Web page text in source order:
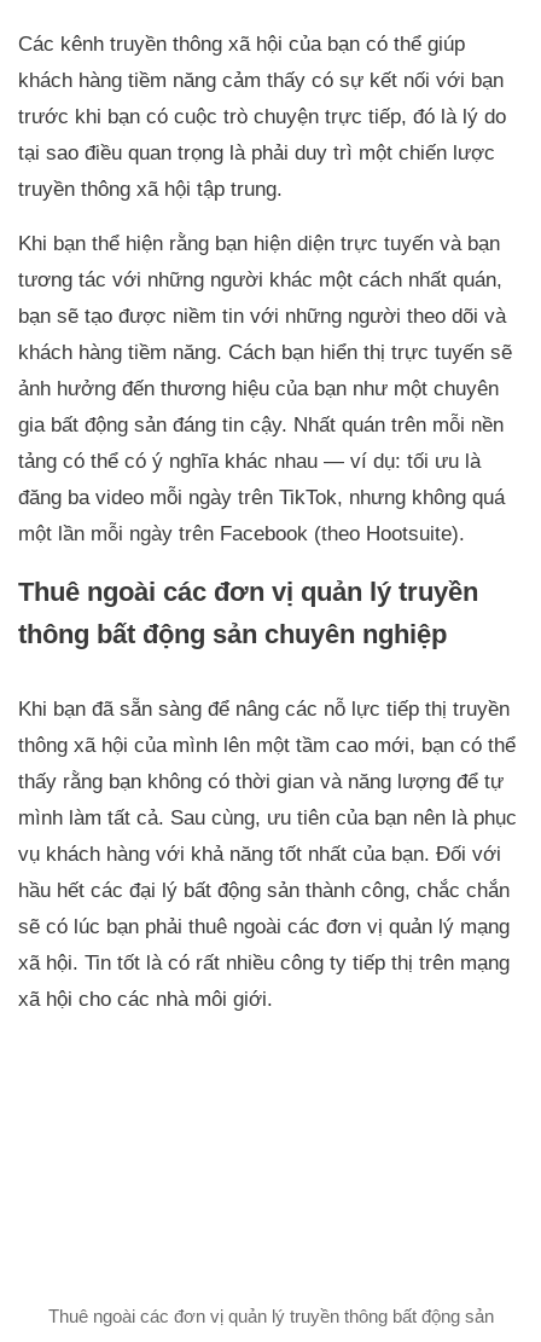
Các kênh truyền thông xã hội của bạn có thể giúp
khách hàng tiềm năng cảm thấy có sự kết nối với bạn
trước khi bạn có cuộc trò chuyện trực tiếp, đó là lý do
tại sao điều quan trọng là phải duy trì một chiến lược
truyền thông xã hội tập trung.
Khi bạn thể hiện rằng bạn hiện diện trực tuyến và bạn
tương tác với những người khác một cách nhất quán,
bạn sẽ tạo được niềm tin với những người theo dõi và
khách hàng tiềm năng. Cách bạn hiển thị trực tuyến sẽ
ảnh hưởng đến thương hiệu của bạn như một chuyên
gia bất động sản đáng tin cậy. Nhất quán trên mỗi nền
tảng có thể có ý nghĩa khác nhau — ví dụ: tối ưu là
đăng ba video mỗi ngày trên TikTok, nhưng không quá
một lần mỗi ngày trên Facebook (theo Hootsuite).
Thuê ngoài các đơn vị quản lý truyền
thông bất động sản chuyên nghiệp
Khi bạn đã sẵn sàng để nâng các nỗ lực tiếp thị truyền
thông xã hội của mình lên một tầm cao mới, bạn có thể
thấy rằng bạn không có thời gian và năng lượng để tự
mình làm tất cả. Sau cùng, ưu tiên của bạn nên là phục
vụ khách hàng với khả năng tốt nhất của bạn. Đối với
hầu hết các đại lý bất động sản thành công, chắc chắn
sẽ có lúc bạn phải thuê ngoài các đơn vị quản lý mạng
xã hội. Tin tốt là có rất nhiều công ty tiếp thị trên mạng
xã hội cho các nhà môi giới.
Thuê ngoài các đơn vị quản lý truyền thông bất động sản